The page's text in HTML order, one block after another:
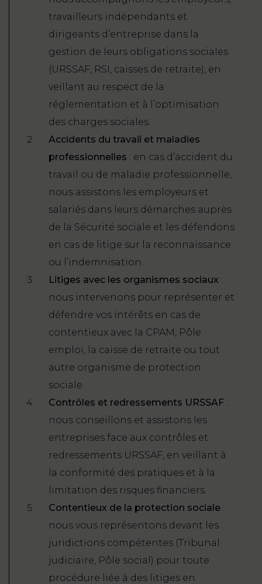
travailleurs indépendants et
dirigeants d’entreprise dans la
gestion de leurs obligations sociales
(URSSAF, RSI, caisses de retraite), en
veillant au respect de la
réglementation et à l’optimisation
des charges sociales.
Accidents du travail et maladies
professionnelles : en cas d’accident du
travail ou de maladie professionnelle,
nous assistons les employeurs et
salariés dans leurs démarches auprès
de la Sécurité sociale et les défendons
en cas de litige sur la reconnaissance
ou l’indemnisation.
Litiges avec les organismes sociaux :
nous intervenons pour représenter et
défendre vos intérêts en cas de
contentieux avec la CPAM, Pôle
emploi, la caisse de retraite ou tout
autre organisme de protection
sociale.
Contrôles et redressements URSSAF :
nous conseillons et assistons les
entreprises face aux contrôles et
redressements URSSAF, en veillant à
la conformité des pratiques et à la
limitation des risques financiers.
Contentieux de la protection sociale :
nous vous représentons devant les
juridictions compétentes (Tribunal
judiciaire, Pôle social) pour toute
procédure liée à des litiges en